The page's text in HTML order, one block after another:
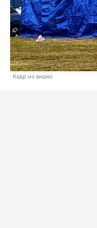
Кадр из видео